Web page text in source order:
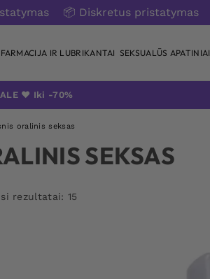
📦 Diskretus pristatymas
FARMACIJA IR LUBRIKANTAI SEKSUALŪS APATINIAI
❤️ Iki -70%
oralinis seksas
SEKSAS
rezultatai: 15